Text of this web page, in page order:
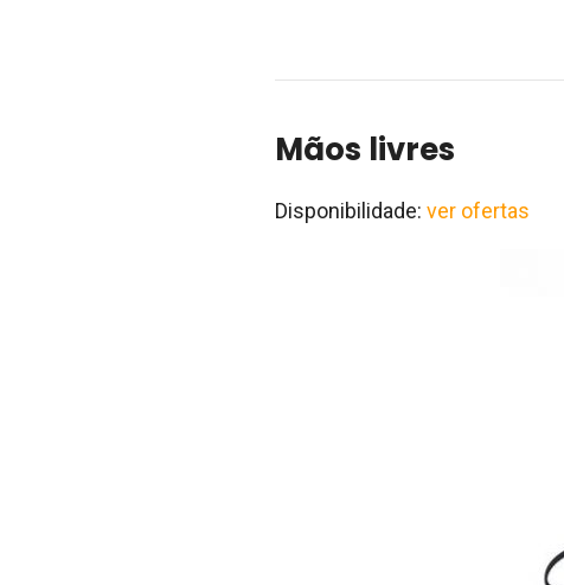
Mãos livres
Disponibilidade: ver ofertas